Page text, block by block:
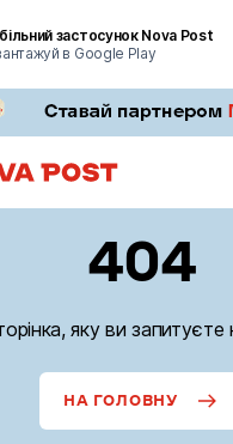
застосунок Nova Post
в Google Play
404
яку ви запитуєте
НА ГОЛОВНУ